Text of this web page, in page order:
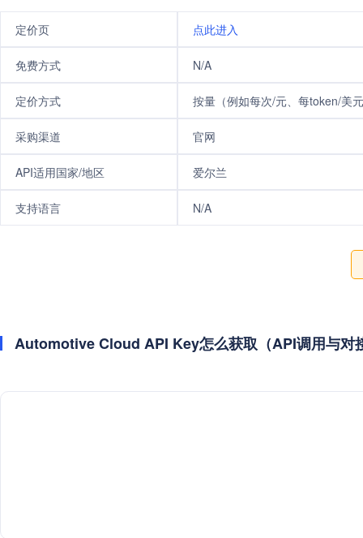
定价页 点此进入
免费方式 N/A
定价方式 按量（例如每次/元、每token/美
采购渠道 官网
API适用国家/地区 爱尔兰
支持语言 N/A
Automotive Cloud API Key怎么获取（API调用与对